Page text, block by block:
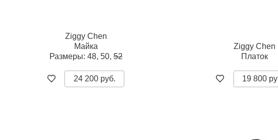
Ziggy Chen
Майка
Размеры: 48, 50, 52
24 200 руб.
Ziggy Chen
Платок
19 800